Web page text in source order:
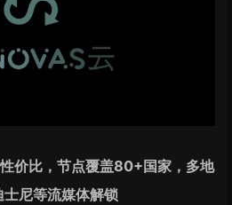
比，节点覆盖80+国家，多地
士尼等流媒体解锁